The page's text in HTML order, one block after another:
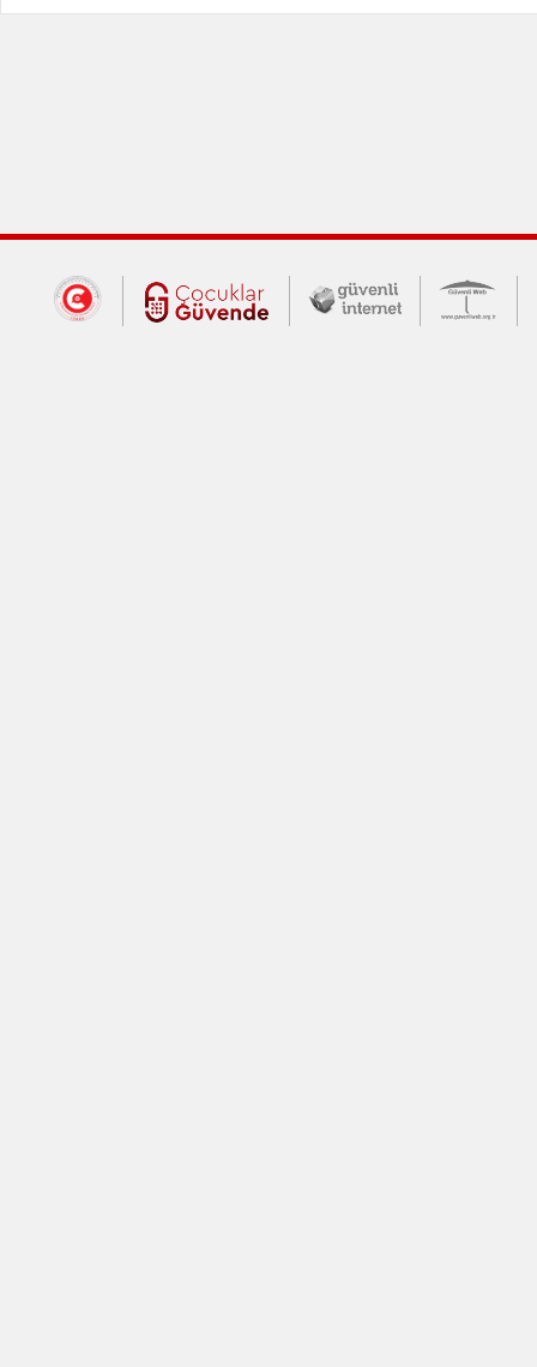
Dış Bağlantılar
Cumhurbaşkanlığı İletişim Merkezi
Çocuklar Güvende (yeni
Güvenli